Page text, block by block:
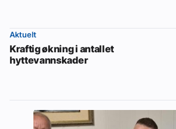
Aktuelt
Kraftig økning i antallet
hyttevannskader